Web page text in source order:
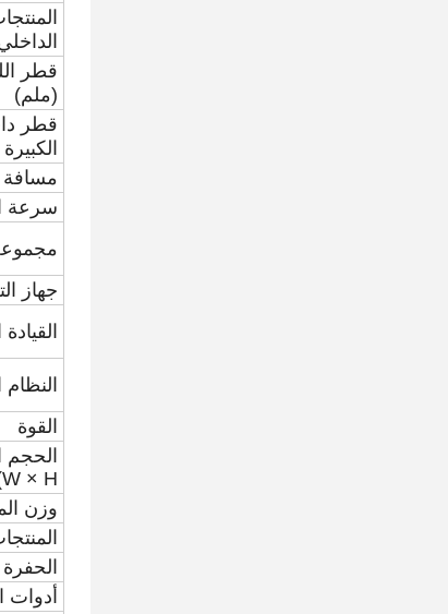
قطر
(ملم)
قطر
الكبيرة
مسافة
سرعة
جهاز
القوة
W × H)
وزن
الحفرة
أدوات